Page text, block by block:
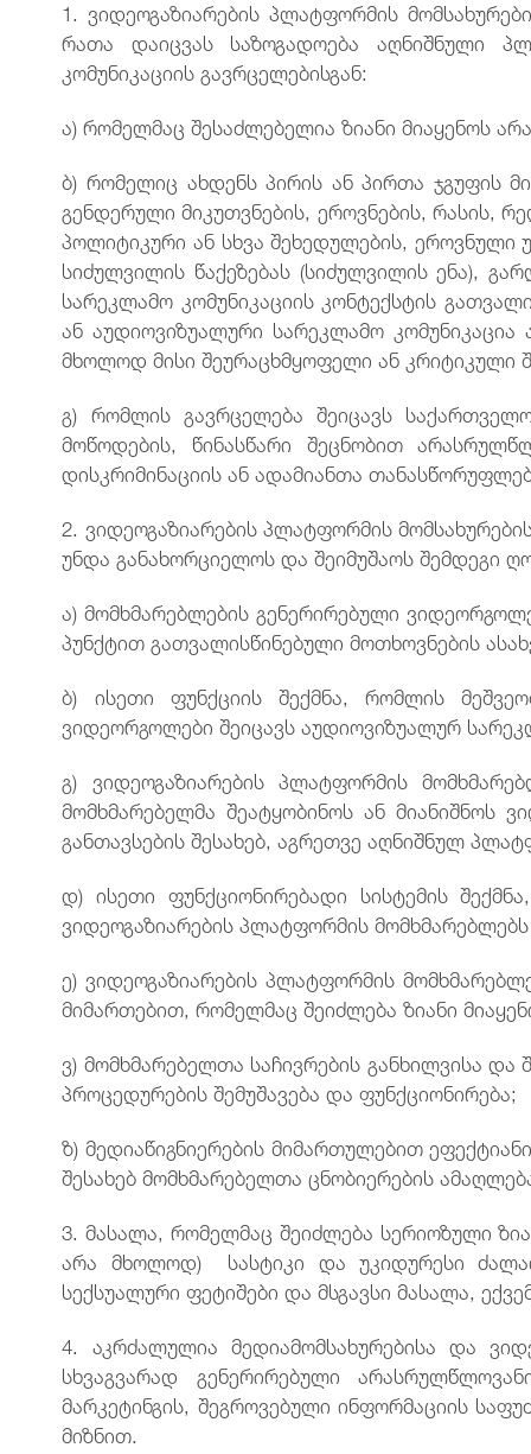
1. ვიდეოგაზიარების პლატფორმის
რათა დაიცვას საზოგადოება აღნიშნული
კომუნიკაციის გავრცელებისგან:
ა) რომელმაც შესაძლებელია ზიანი მიაყენოს
ბ) რომელიც ახდენს პირის ან პირთა ჯგუფის
გენდერული მიკუთვნების, ეროვნების, რასის,
პოლიტიკური ან სხვა შეხედულების, ეროვნული
სიძულვილის წაქეზებას (სიძულვილის ენა),
სარეკლამო კომუნიკაციის კონტექსტის
ან აუდიოვიზუალური სარეკლამო
მხოლოდ მისი შეურაცხმყოფელი ან კრიტიკული
გ) რომლის გავრცელება შეიცავს
მოწოდების, წინასწარი შეცნობით
დისკრიმინაციის ან ადამიანთა
2. ვიდეოგაზიარების პლატფორმის
უნდა განახორციელოს და შეიმუშაოს შემდეგი
ა) მომხმარებლების გენერირებული
პუნქტით გათვალისწინებული მოთხოვნების
ბ) ისეთი ფუნქციის შექმნა, რომლის
ვიდეორგოლები შეიცავს აუდიოვიზუალურ
გ) ვიდეოგაზიარების პლატფორმის
მომხმარებელმა შეატყობინოს ან მიანიშნოს
განთავსების შესახებ, აგრეთვე აღნიშნულ
დ) ისეთი ფუნქციონირებადი სისტემის
ვიდეოგაზიარების პლატფორმის მომხმარებლებს
ე) ვიდეოგაზიარების პლატფორმის
მიმართებით, რომელმაც შეიძლება ზიანი
ვ) მომხმარებელთა საჩივრების განხილვისა
პროცედურების შემუშავება და ფუნქციონირება;
ზ) მედიაწიგნიერების მიმართულებით
შესახებ მომხმარებელთა ცნობიერების
3. მასალა, რომელმაც შეიძლება სერიოზული
არა მხოლოდ) სასტიკი და უკიდურესი
სექსუალური ფეტიშები და მსგავსი მასალა,
4. აკრძალულია მედიამომსახურებისა და
სხვაგვარად გენერირებული
მარკეტინგის, შეგროვებული ინფორმაციის
მიზნით.